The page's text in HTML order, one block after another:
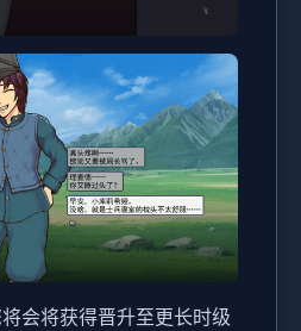
会将获得晋升至更长时级